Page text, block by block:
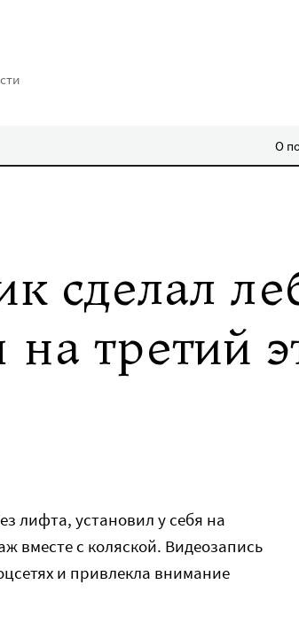
О
сделал
третий
лифта, установил у себя на
вместе с коляской. Видеозапись
и привлекла внимание